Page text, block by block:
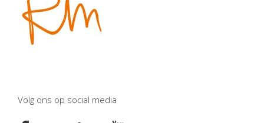
Volg ons op social media